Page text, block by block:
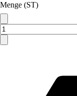
Menge (ST)